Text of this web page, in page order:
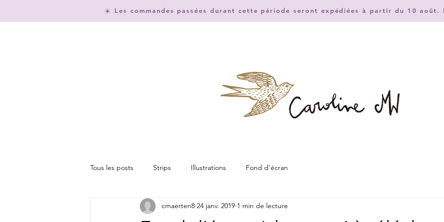
☀️ Les commandes passées durant cette période seront expédiées à partir du 10
Tous les posts Strips Illustrations Fond d'écran
cmaerten8 24 janv. 2019 1 min de lecture